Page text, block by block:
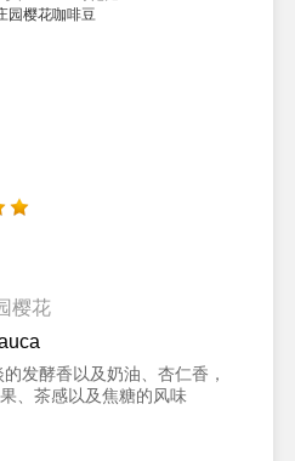
樱花
发酵香以及奶油、杏仁香，
、茶感以及焦糖的风味